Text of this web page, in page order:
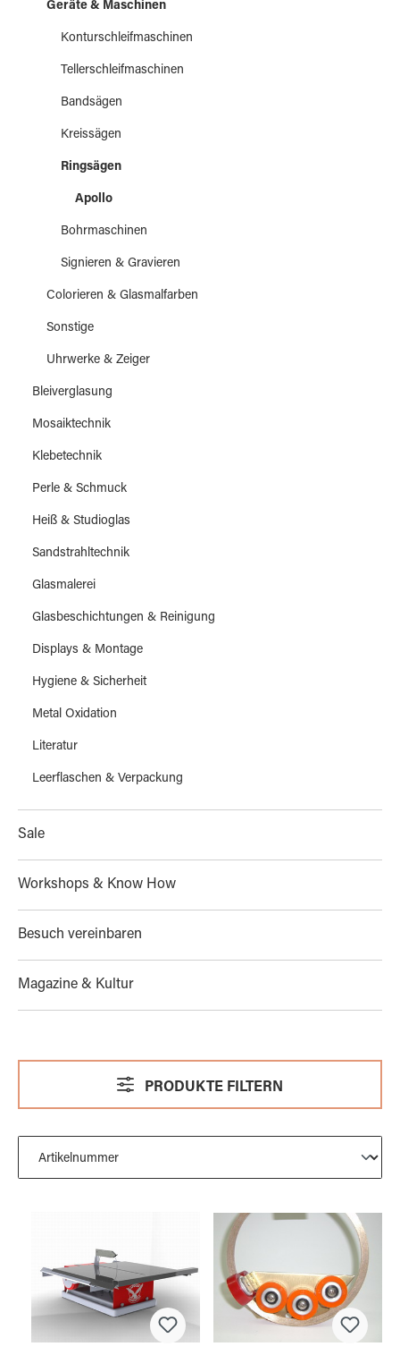
Geräte & Maschinen
Konturschleifmaschinen
Tellerschleifmaschinen
Bandsägen
Kreissägen
Ringsägen
Apollo
Bohrmaschinen
Signieren & Gravieren
Colorieren & Glasmalfarben
Sonstige
Uhrwerke & Zeiger
Bleiverglasung
Mosaiktechnik
Klebetechnik
Perle & Schmuck
Heiß & Studioglas
Sandstrahltechnik
Glasmalerei
Glasbeschichtungen & Reinigung
Displays & Montage
Hygiene & Sicherheit
Metal Oxidation
Literatur
Leerflaschen & Verpackung
Sale
Workshops & Know How
Besuch vereinbaren
Magazine & Kultur
PRODUKTE FILTERN